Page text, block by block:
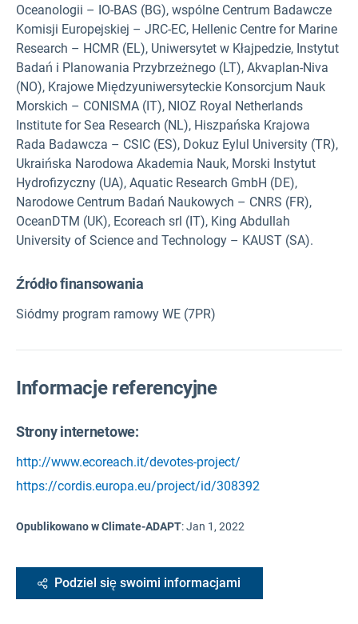
Oceanologii – IO-BAS (BG), wspólne Centrum Badawcze
Komisji Europejskiej – JRC-EC, Hellenic Centre for Marine
Research – HCMR (EL), Uniwersytet w Kłajpedzie, Instytut
Badań i Planowania Przybrzeżnego (LT), Akvaplan-Niva
(NO), Krajowe Międzyuniwersyteckie Konsorcjum Nauk
Morskich – CONISMA (IT), NIOZ Royal Netherlands
Institute for Sea Research (NL), Hiszpańska Krajowa
Rada Badawcza – CSIC (ES), Dokuz Eylul University (TR),
Ukraińska Narodowa Akademia Nauk, Morski Instytut
Hydrofizyczny (UA), Aquatic Research GmbH (DE),
Narodowe Centrum Badań Naukowych – CNRS (FR),
OceanDTM (UK), Ecoreach srl (IT), King Abdullah
University of Science and Technology – KAUST (SA).
Źródło finansowania
Siódmy program ramowy WE (7PR)
Informacje referencyjne
Strony internetowe:
http://www.ecoreach.it/devotes-project/
https://cordis.europa.eu/project/id/308392
Opublikowano w Climate-ADAPT:Jan 1, 2022
Podziel się swoimi informacjami